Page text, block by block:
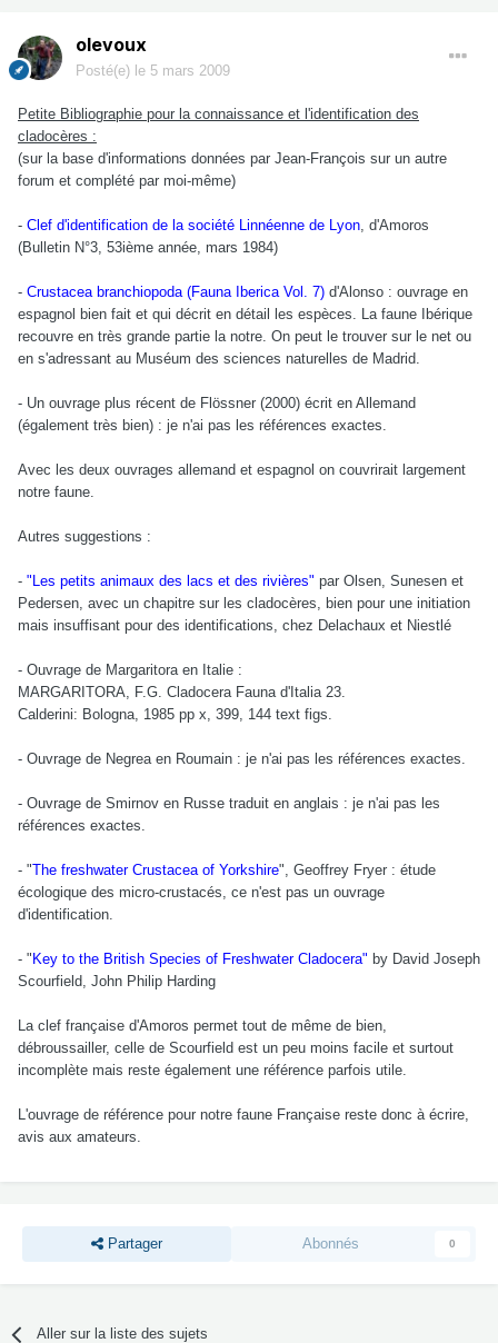
olevoux
Posté(e) le 5 mars 2009
Petite Bibliographie pour la connaissance et l'identification des
cladocères :
(sur la base d'informations données par Jean-François sur un autre
forum et complété par moi-même)
- Clef d'identification de la société Linnéenne de Lyon, d'Amoros
(Bulletin N°3, 53ième année, mars 1984)
- Crustacea branchiopoda (Fauna Iberica Vol. 7) d'Alonso : ouvrage en
espagnol bien fait et qui décrit en détail les espèces. La faune Ibérique
recouvre en très grande partie la notre. On peut le trouver sur le net ou
en s'adressant au Muséum des sciences naturelles de Madrid.
- Un ouvrage plus récent de Flössner (2000) écrit en Allemand
(également très bien) : je n'ai pas les références exactes.
Avec les deux ouvrages allemand et espagnol on couvrirait largement
notre faune.
Autres suggestions :
- "Les petits animaux des lacs et des rivières" par Olsen, Sunesen et
Pedersen, avec un chapitre sur les cladocères, bien pour une initiation
mais insuffisant pour des identifications, chez Delachaux et Niestlé
- Ouvrage de Margaritora en Italie :
MARGARITORA, F.G. Cladocera Fauna d'Italia 23.
Calderini: Bologna, 1985 pp x, 399, 144 text figs.
- Ouvrage de Negrea en Roumain : je n'ai pas les références exactes.
- Ouvrage de Smirnov en Russe traduit en anglais : je n'ai pas les
références exactes.
- "The freshwater Crustacea of Yorkshire", Geoffrey Fryer : étude
écologique des micro-crustacés, ce n'est pas un ouvrage
d'identification.
- " Key to the British Species of Freshwater Cladocera" by David Joseph
Scourfield, John Philip Harding
La clef française d'Amoros permet tout de même de bien,
débroussailler, celle de Scourfield est un peu moins facile et surtout
incomplète mais reste également une référence parfois utile.
L'ouvrage de référence pour notre faune Française reste donc à écrire,
avis aux amateurs.
Partager Abonnés 0
Aller sur la liste des sujets